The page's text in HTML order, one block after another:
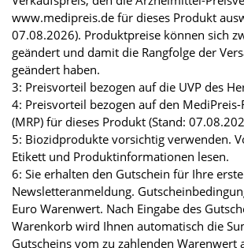
www.medipreis.de für dieses Produkt
07.08.2026). Produktpreise können sich
geändert und damit die Rangfolge der
geändert haben.
3: Preisvorteil bezogen auf die UVP des
4: Preisvorteil bezogen auf den MediPreis-
(MRP) für dieses Produkt (Stand:
5: Biozidprodukte vorsichtig verwenden.
Etikett und Produktinformationen lesen.
6: Sie erhalten den Gutschein für Ihre erste
Newsletteranmeldung.
Euro Warenwert. Nach Eingabe des
Warenkorb wird Ihnen automatisch die
Gutscheins vom zu zahlenden Warenwert